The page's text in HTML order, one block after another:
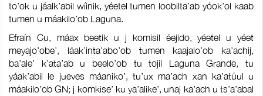
to’ok u jáalk’abil wíinik, yéetel tumen loobilta’ab yóok’ol kaab
tumen u máakilo’ob Laguna.
Efraín Cu, máax beetik u j komisil éejido, yéetel u yéet
meyajo’obe’, láak’inta’abo’ob tumen kaajalo’ob ka’achij,
ba’ale’ k’ata’ab u beelo’ob tu tojil Laguna Grande, tu
yáak’abil le jueves máaniko’, tu’ux ma’ach xan ka’atúul u
máakilo’ob GN; j komkise’ ku ya’alike’, unaj ka’ach u ts’a’abal